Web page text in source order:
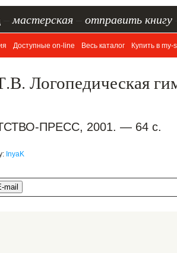
мастерская отправить книгу
Доступные on-line Весь каталог Купить в my-
Логопедическая
ПРЕСС, 2001. — 64 с.
InyaK